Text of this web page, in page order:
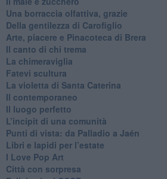
​Una borraccia olfattiva, grazie
​Della gentilezza di Carofiglio
Arte, piacere e Pinacoteca di Brera
​Il canto di chi trema
La chimeraviglia
​Fatevi scultura
​La violetta di Santa Caterina
​Il contemporaneo
​Il luogo perfetto
​L’incipit di una comunità
Punti di vista: da Palladio a Jaén
​Libri e lapidi per l’estate
​I Love Pop Art
Città con sorpresa